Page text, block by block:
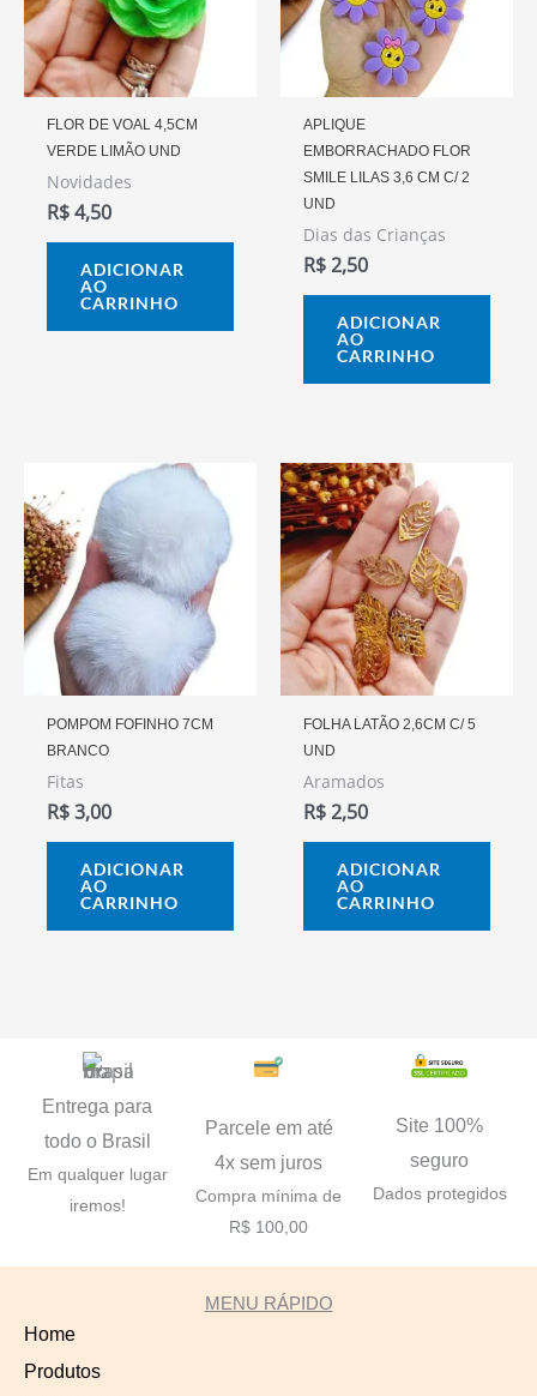
FLOR DE VOAL 4,5CM
VERDE LIMÃO UND
Novidades
R$4,50
ADICIONAR
AO
CARRINHO
APLIQUE
EMBORRACHADO FLOR
SMILE LILAS 3,6 CM C/ 2
UND
Dias das Crianças
R$2,50
ADICIONAR
AO
CARRINHO
POMPOM FOFINHO 7CM
BRANCO
Fitas
R$3,00
ADICIONAR
AO
CARRINHO
FOLHA LATÃO 2,6CM C/ 5
UND
Aramados
R$2,50
ADICIONAR
AO
CARRINHO
Entrega para
todo o Brasil
Em qualquer lugar
iremos!
Parcele em até
4x sem juros
Compra mínima de
R$ 100,00
Site 100%
seguro
Dados protegidos
MENU RÁPIDO
Home
Produtos